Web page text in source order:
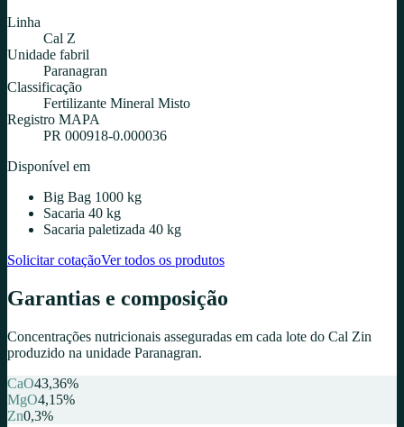
Linha
Cal Z
Unidade fabril
Paranagran
Classificação
Fertilizante Mineral Misto
Registro MAPA
PR 000918-0.000036
Disponível em
Big Bag 1000 kg
Sacaria 40 kg
Sacaria paletizada 40 kg
Solicitar cotaçãoVer todos os produtos
Garantias e composição
Concentrações nutricionais asseguradas em cada lote do Cal Zin
produzido na unidade Paranagran.
CaO43,36%
MgO4,15%
Zn0,3%